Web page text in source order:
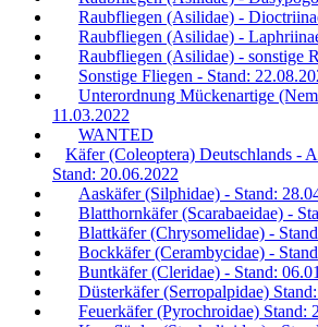
Raubfliegen (Asilidae) -
Raubfliegen (Asilidae) -
Raubfliegen (Asilidae) - sonstige
Sonstige Fliegen - Stand:
Unterordnung Mückenartige
11.03.2022
WANTED
Käfer (Coleoptera) Deutschlands -
Stand: 20.06.2022
Aaskäfer (Silphidae) - Stand:
Blatthornkäfer (Scarabaeidae) -
Blattkäfer (Chrysomelidae) -
Bockkäfer (Cerambycidae) -
Buntkäfer (Cleridae) - Stand:
Düsterkäfer (Serropalpidae)
Feuerkäfer (Pyrochroidae) Stand: